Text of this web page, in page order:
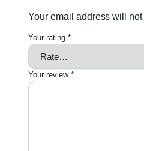
Your email address will
Your rating *
Your review *